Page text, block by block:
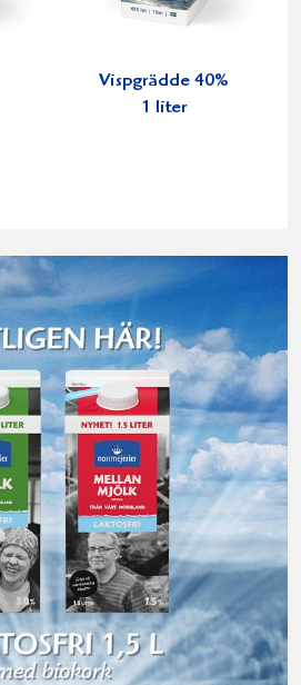
Vispgrädde 40%
1 liter